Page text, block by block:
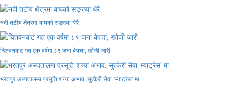
नदी तटीय क्षेत्रमा बाघको सङ्ख्या धेरै
चितवनबाट गत एक वर्षमा ८९ जना बेपत्ता, खोजी जारी
भरतपुर अस्पतालमा प्रसूति शय्या अभाव, सुत्केरी सेवा ‘म्याट्रेस’ मा